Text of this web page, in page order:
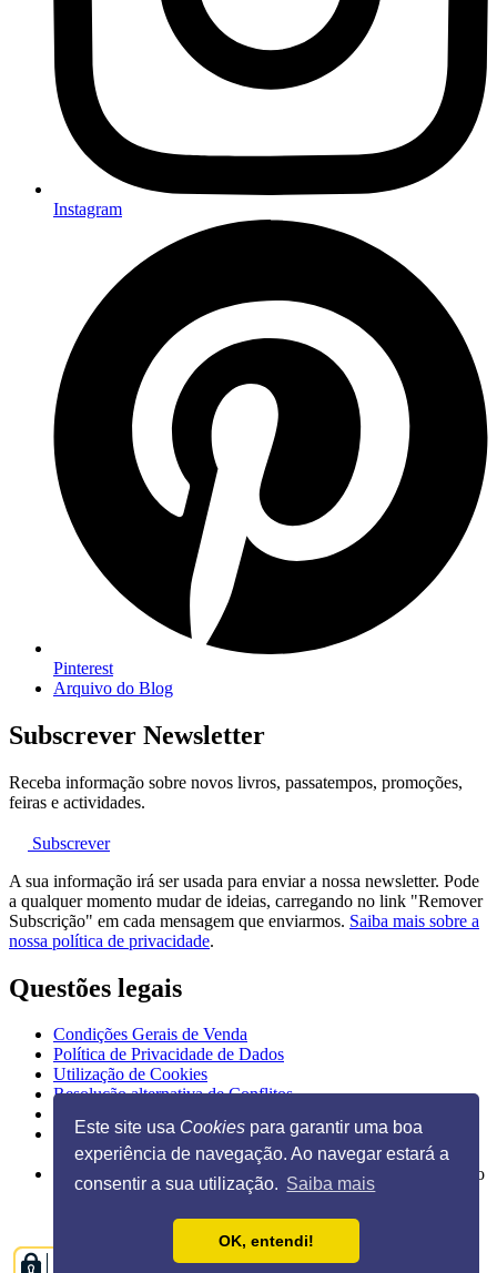
Este site usa Cookies para garantir uma boa
experiência de navegação. Ao navegar estará a
consentir a sua utilização. Saiba mais
OK, entendi!
Instagram
Pinterest
Arquivo do Blog
Subscrever Newsletter
Receba informação sobre novos livros, passatempos, promoções,
feiras e actividades.
Subscrever
A sua informação irá ser usada para enviar a nossa newsletter. Pode
a qualquer momento mudar de ideias, carregando no link "Remover
Subscrição" em cada mensagem que enviarmos. Saiba mais sobre a
nossa política de privacidade.
Questões legais
Condições Gerais de Venda
Política de Privacidade de Dados
Utilização de Cookies
Resolução alternativa de Conflitos
Ilustração na página inicial de Guido Van Genechten, do livro
Posso espreitar as tuas chuchas? "